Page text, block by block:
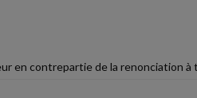
en contrepartie de la renonciation